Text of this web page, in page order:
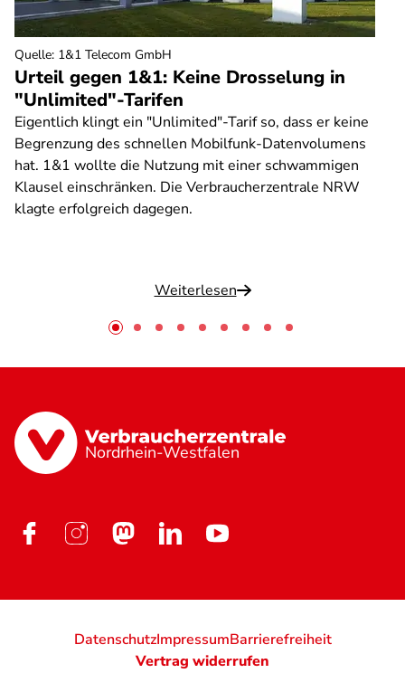
Urteil gegen 1&1: Keine Drosselung in
"Unlimited"-Tarifen
Eigentlich klingt ein "Unlimited"-Tarif so, dass er keine
Begrenzung des schnellen Mobilfunk-Datenvolumens
hat. 1&1 wollte die Nutzung mit einer schwammigen
Klausel einschränken. Die Verbraucherzentrale NRW
klagte erfolgreich dagegen.
Weiterlesen
Quelle: 1&1 Telecom GmbH
Nordrhein-Westfalen
DatenschutzImpressumBarrierefreiheit
Vertrag widerrufen